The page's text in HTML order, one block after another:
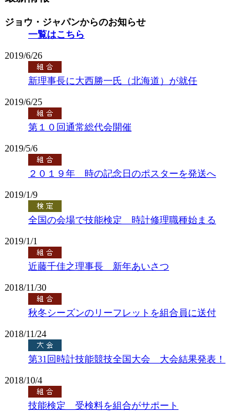
ジョウ・ジャパンからのお知らせ
一覧はこちら
2019/6/26
新理事長に大西勝一氏（北海道）が就任
2019/6/25
第１０回通常総代会開催
2019/5/6
２０１９年 時の記念日のポスターを発送へ
2019/1/9
全国の会場で技能検定 時計修理職種始まる
2019/1/1
近藤千佳之理事長 新年あいさつ
2018/11/30
秋冬シーズンのリーフレットを組合員に送付
2018/11/24
第31回時計技能競技全国大会 大会結果発表！
2018/10/4
技能検定 受検料を組合がサポート